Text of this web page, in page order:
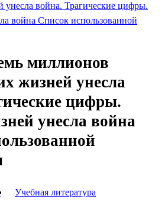
унесла война. Трагические цифры.
война Список использованной
миллионов
жизней унесла
цифры.
унесла война
Учебная литература